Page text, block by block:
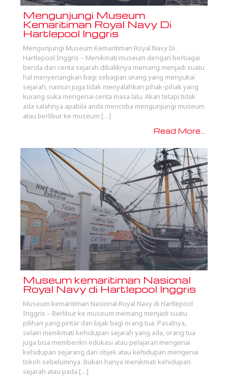
Mengunjungi Museum
Kemaritiman Royal Navy Di
Hartlepool Inggris
Mengunjungi Museum Kemaritiman Royal Navy Di
Hartlepool Inggris – Menikmati museum dengan berbagai
benda dan cerita sejarah dibaliknya memang menjadi suatu
hal menyenangkan bagi sebagian orang yang menyukai
sejarah, namun juga tidak menyalahkan pihak-pihak yang
kurang suka mengenai cerita masa lalu. Akan tetapi tidak
ada salahnya apabila anda mencoba mengunjungi museum
atau berlibur ke museum […]
Read More...
Museum kemaritiman Nasional
Royal Navy di Hartlepool Inggris
Museum kemaritiman Nasional Royal Navy di Hartlepool
Inggris – Berlibur ke museum memang menjadi suatu
pilihan yang pintar dan bijak bagi orang tua. Pasalnya,
selain menikmati kehidupan sejarah yang ada, orang tua
juga bisa memberikn edukasi atau pelajaran mengenai
kehidupan sejarang dari objek atau kehidupan mengenai
tokoh sebelumnya. Bukan hanya menikmati kehidupan
sejarah atau pada […]